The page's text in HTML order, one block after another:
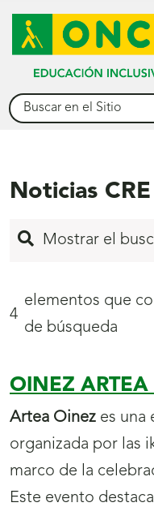
Buscar
Noticias
Mostrar el
4
elementos que
de búsqueda
Inicio
de
página
1
OINEZ ARTEA
Artea Oinez es una
organizada por las
marco de la
Este evento